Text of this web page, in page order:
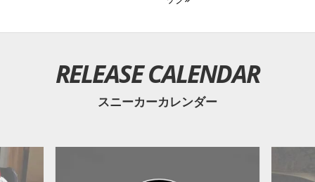
RELEASE CALENDAR
スニーカーカレンダー